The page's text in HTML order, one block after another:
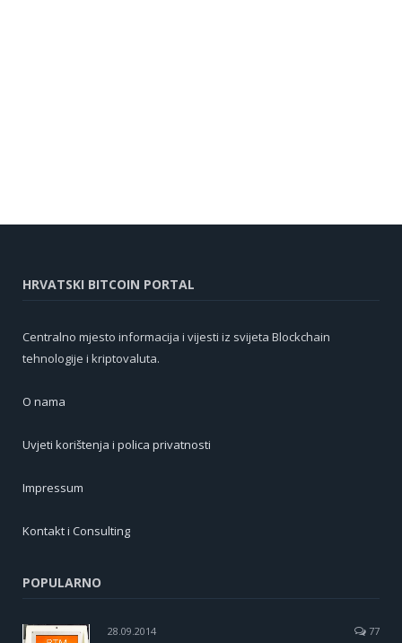
HRVATSKI BITCOIN PORTAL
Centralno mjesto informacija i vijesti iz svijeta Blockchain
tehnologije i kriptovaluta.
O nama
Uvjeti korištenja i polica privatnosti
Impressum
Kontakt i Consulting
POPULARNO
28.09.2014 77